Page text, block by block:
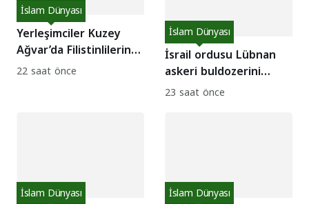
Yerleşimciler Kuzey
Ağvar’da Filistinlilerin
evlerine saldırdı!
İslam Dünyası
22 saat önce
İsrail ordusu Lübnan
askeri buldozerini
hedef aldı: 1 asker
İslam Dünyası
23 saat önce
İslam Dünyası İslam Dünyası